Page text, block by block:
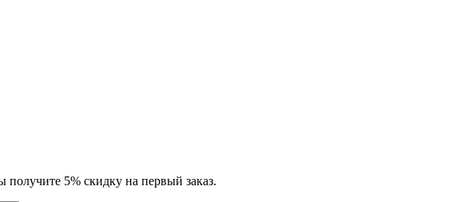
получите 5% скидку на первый заказ.